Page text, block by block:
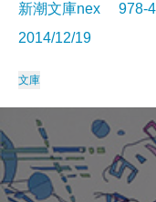
新潮文庫nex 978-
2014/12/19
文庫